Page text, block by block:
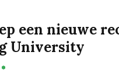
een nieuwe
University